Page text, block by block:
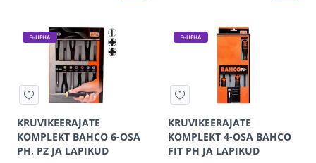
Э-ЦЕНА
KRUVIKEERAJATE
KOMPLEKT BAHCO 6-OSA
PH, PZ JA LAPIKUD
Э-ЦЕНА
KRUVIKEERAJATE
KOMPLEKT 4-OSA BAHCO
FIT PH JA LAPIKUD